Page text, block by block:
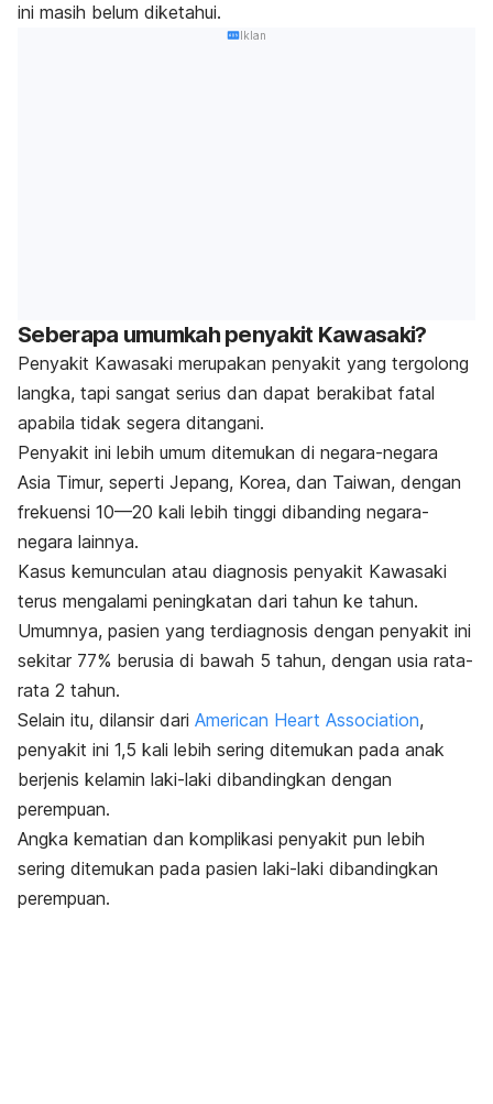
ini masih belum diketahui.
Iklan
Seberapa umumkah penyakit Kawasaki?
Penyakit Kawasaki merupakan penyakit yang tergolong
langka, tapi sangat serius dan dapat berakibat fatal
apabila tidak segera ditangani.
Penyakit ini lebih umum ditemukan di negara-negara
Asia Timur, seperti Jepang, Korea, dan Taiwan, dengan
frekuensi 10—20 kali lebih tinggi dibanding negara-
negara lainnya.
Kasus kemunculan atau diagnosis penyakit Kawasaki
terus mengalami peningkatan dari tahun ke tahun.
Umumnya, pasien yang terdiagnosis dengan penyakit ini
sekitar 77% berusia di bawah 5 tahun, dengan usia rata-
rata 2 tahun.
Selain itu, dilansir dari American Heart Association,
penyakit ini 1,5 kali lebih sering ditemukan pada anak
berjenis kelamin laki-laki dibandingkan dengan
perempuan.
Angka kematian dan komplikasi penyakit pun lebih
sering ditemukan pada pasien laki-laki dibandingkan
perempuan.